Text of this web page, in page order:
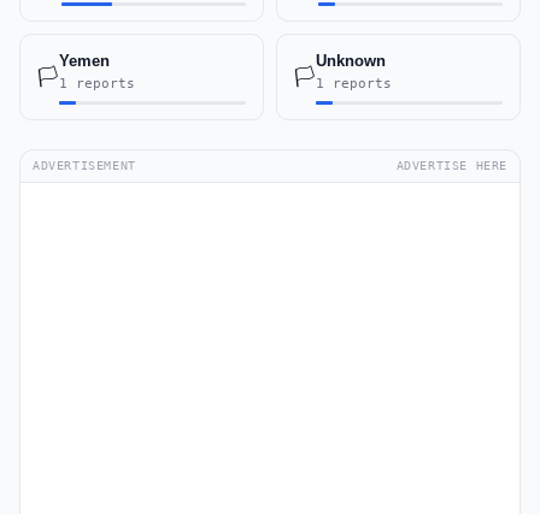
🏳️
Yemen
1 reports 🏳️
Unknown
1 reports
ADVERTISEMENT ADVERTISE HERE